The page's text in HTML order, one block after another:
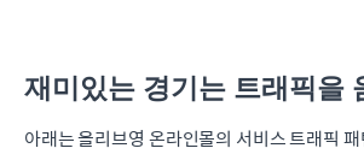
재미있는 경기는 트래픽을
아래는 올리브영 온라인몰의 서비스 트래픽